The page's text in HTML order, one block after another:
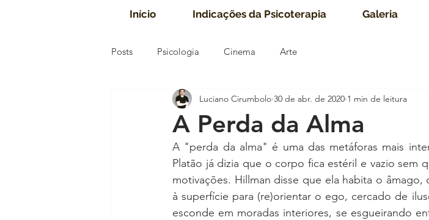
Início Indicações da Psicoterapia Galeria
Posts Psicologia Cinema Arte
A Perda da Alma
Luciano Cirumbolo 30 de abr. de 2020 1 min de leitura
A "perda da alma" é uma das metáforas mais
Platão já dizia que o corpo fica estéril e vazio sem
motivações. Hillman disse que ela habita o
à superfície para (re)orientar o ego, cercado de
esconde em moradas interiores, se esgueirando